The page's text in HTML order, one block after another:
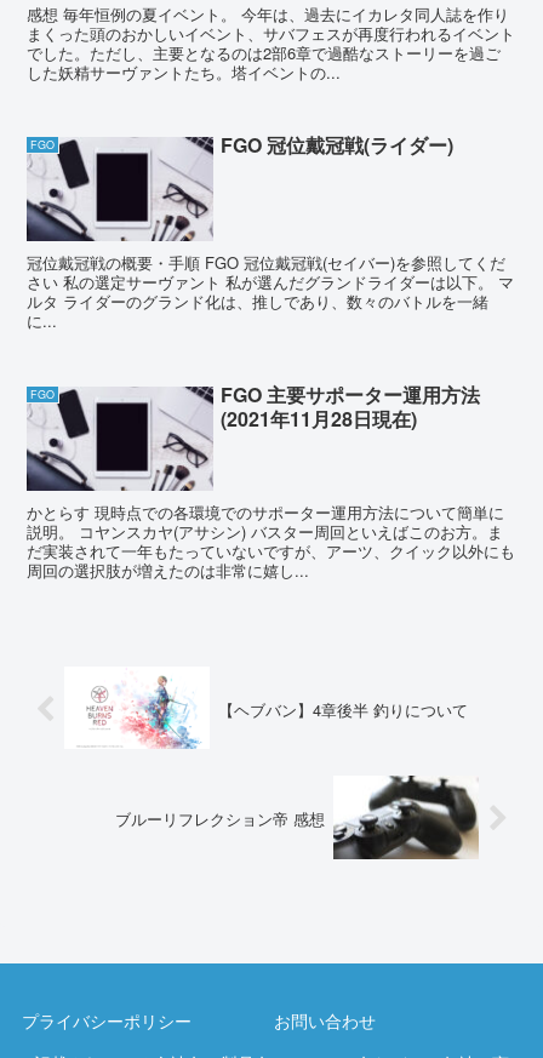
感想 毎年恒例の夏イベント。 今年は、過去にイカレタ同人誌を作り
まくった頭のおかしいイベント、サバフェスが再度行われるイベント
でした。ただし、主要となるのは2部6章で過酷なストーリーを過ご
した妖精サーヴァントたち。塔イベントの...
FGO FGO 冠位戴冠戦(ライダー)
冠位戴冠戦の概要・手順 FGO 冠位戴冠戦(セイバー)を参照してくだ
さい 私の選定サーヴァント 私が選んだグランドライダーは以下。 マ
ルタ ライダーのグランド化は、推しであり、数々のバトルを一緒
に...
FGO
FGO 主要サポーター運用方法
(2021年11月28日現在)
かとらす 現時点での各環境でのサポーター運用方法について簡単に
説明。 コヤンスカヤ(アサシン) バスター周回といえばこのお方。ま
だ実装されて一年もたっていないですが、アーツ、クイック以外にも
周回の選択肢が増えたのは非常に嬉し...
【ヘブバン】4章後半 釣りについて
ブルーリフレクション帝 感想
プライバシーポリシー
お問い合わせ